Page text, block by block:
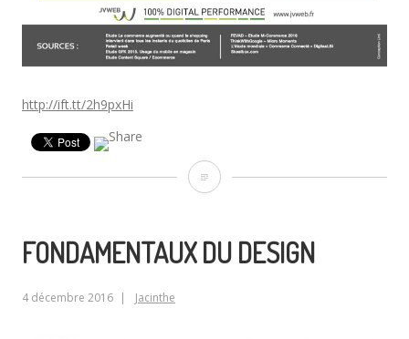
http://ift.tt/2h9pxHi
Micro
FONDAMENTAUX DU DESIGN
4 décembre 2016 Jacinthe